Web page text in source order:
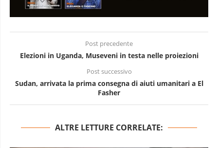
Post precedente
Elezioni in Uganda, Museveni in testa nelle proiezioni
Post successivo
Sudan, arrivata la prima consegna di aiuti umanitari a El
Fasher
ALTRE LETTURE CORRELATE: